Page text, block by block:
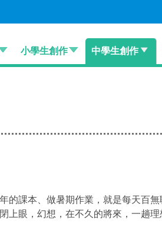
小學生創作 中學生創作
課本、做暑期作業，就是每天百
眼，幻想，在不久的將來，一趟理